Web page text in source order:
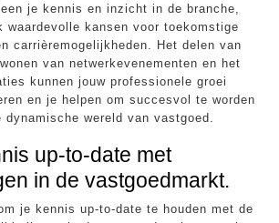
je kennis en inzicht in de branche,
waardevolle kansen voor toekomstige
carrièremogelijkheden. Het delen van
van netwerkevenementen en het
kunnen jouw professionele groei
en je helpen om succesvol te worden
wereld van vastgoed.
up-to-date met
in de vastgoedmarkt.
je kennis up-to-date te houden met de